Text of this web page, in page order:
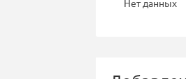
Нет данных